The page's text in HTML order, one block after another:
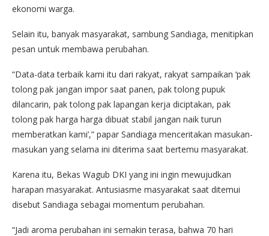
ekonomi warga.
Selain itu, banyak masyarakat, sambung Sandiaga, menitipkan
pesan untuk membawa perubahan.
“Data-data terbaik kami itu dari rakyat, rakyat sampaikan ‘pak
tolong pak jangan impor saat panen, pak tolong pupuk
dilancarin, pak tolong pak lapangan kerja diciptakan, pak
tolong pak harga harga dibuat stabil jangan naik turun
memberatkan kami’,” papar Sandiaga menceritakan masukan-
masukan yang selama ini diterima saat bertemu masyarakat.
Karena itu, Bekas Wagub DKI yang ini ingin mewujudkan
harapan masyarakat. Antusiasme masyarakat saat ditemui
disebut Sandiaga sebagai momentum perubahan.
“Jadi aroma perubahan ini semakin terasa, bahwa 70 hari